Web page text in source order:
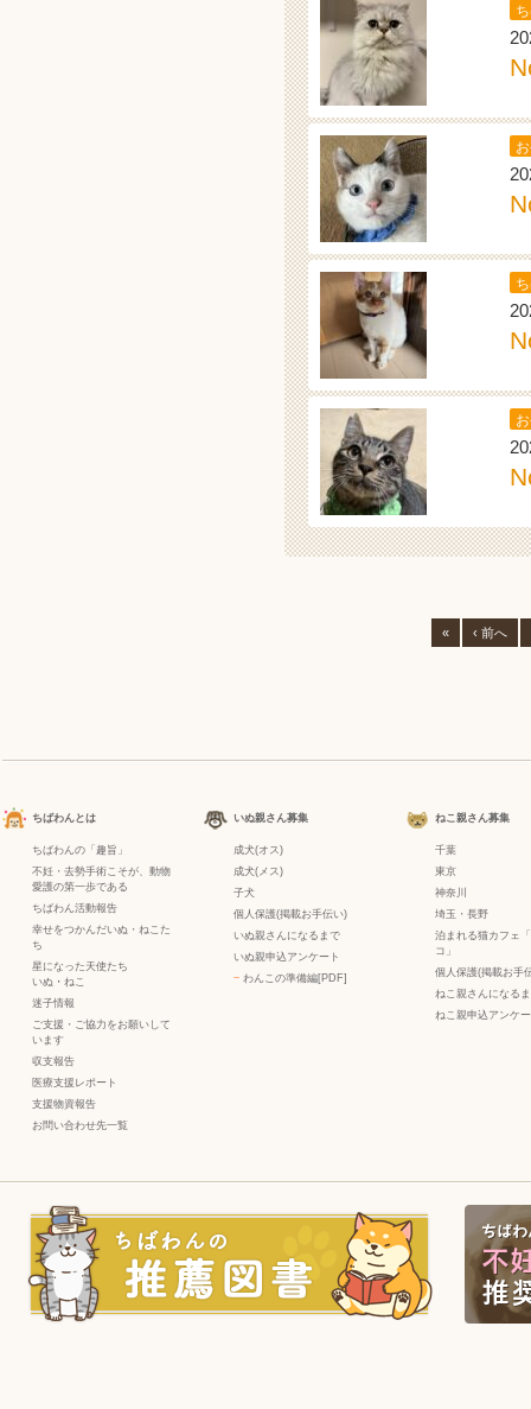
« ‹ 前へ
ちばわんとは
ちばわんの「趣旨」
不妊・去勢手術こそが、動物
愛護の第一歩である
ちばわん活動報告
幸せをつかんだいぬ・ねこた
ち
星になった天使たち
いぬ ・ ねこ
迷子情報
ご支援・ご協力をお願いして
います
収支報告
医療支援レポート
支援物資報告
お問い合わせ先一覧
いぬ親さん募集
成犬(オス)
成犬(メス)
子犬
個人保護(掲載お手伝い)
いぬ親さんになるまで
いぬ親申込アンケート
− わんこの準備編[PDF]
ねこ親さん募集
千葉
東京
神奈川
埼玉・長野
泊まれる猫カフェ
コ」
個人保護(掲載お手
ねこ親さんになる
ねこ親申込アンケ